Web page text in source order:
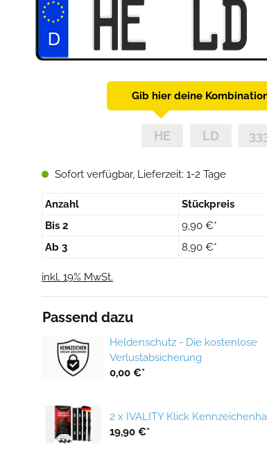
Gib hier deine
Sofort verfügbar, Lieferzeit: 1-2 Tage
Anzahl
Stückpreis
Bis 2
9,90 €*
Ab 3 8,90 €*
inkl. 19% MwSt.
Passend dazu
Heldenschutz - Die kostenlose
Verlustabsicherung
0,00 €*
2 x IVALITY Klick
19,90 €*